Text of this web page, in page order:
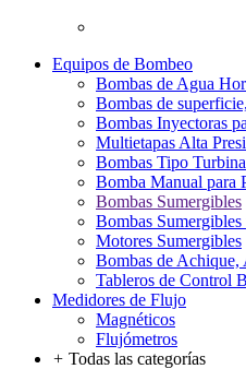
Equipos de Bombeo
Bombas de Agua
Bombas de
Bombas Inyectoras
Multietapas Alta
Bombas Tipo
Bomba Manual para
Bombas Sumergibles
Bombas
Motores Sumergibles
Bombas de Achique,
Tableros de Control
Medidores de Flujo
Magnéticos
Flujómetros
+ Todas las categorías